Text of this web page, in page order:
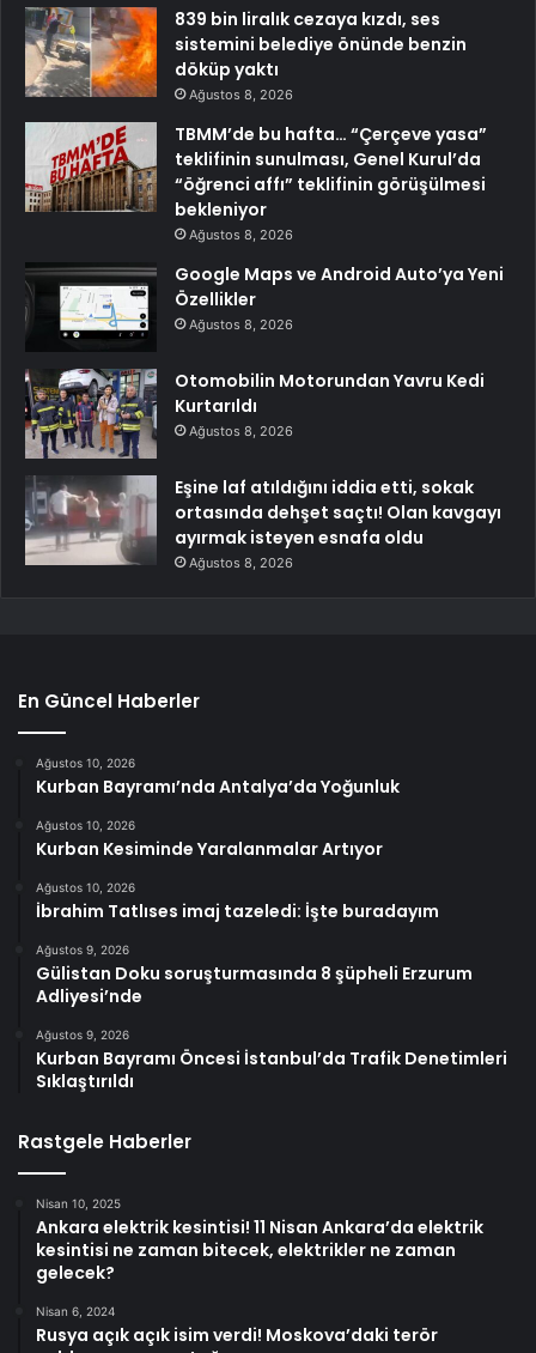
839 bin liralık cezaya kızdı, ses
sistemini belediye önünde benzin
döküp yaktı
Ağustos 8, 2026
TBMM’de bu hafta… “Çerçeve yasa”
teklifinin sunulması, Genel Kurul’da
“öğrenci affı” teklifinin görüşülmesi
bekleniyor
Ağustos 8, 2026
Google Maps ve Android Auto’ya Yeni
Özellikler
Ağustos 8, 2026
Otomobilin Motorundan Yavru Kedi
Kurtarıldı
Ağustos 8, 2026
Eşine laf atıldığını iddia etti, sokak
ortasında dehşet saçtı! Olan kavgayı
ayırmak isteyen esnafa oldu
Ağustos 8, 2026
En Güncel Haberler
Ağustos 10, 2026
Kurban Bayramı’nda Antalya’da Yoğunluk
Ağustos 10, 2026
Kurban Kesiminde Yaralanmalar Artıyor
Ağustos 10, 2026
İbrahim Tatlıses imaj tazeledi: İşte buradayım
Ağustos 9, 2026
Gülistan Doku soruşturmasında 8 şüpheli Erzurum
Adliyesi’nde
Ağustos 9, 2026
Kurban Bayramı Öncesi İstanbul’da Trafik Denetimleri
Sıklaştırıldı
Rastgele Haberler
Nisan 10, 2025
Ankara elektrik kesintisi! 11 Nisan Ankara’da elektrik
kesintisi ne zaman bitecek, elektrikler ne zaman
gelecek?
Nisan 6, 2024
Rusya açık açık isim verdi! Moskova’daki terör